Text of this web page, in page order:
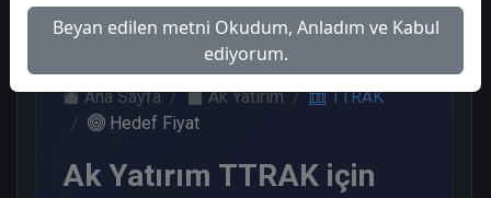
Salı, 10 Şubat 2026
Ana Sayfa Ak Yatırım
TTRAK
Hedef Fiyat
Ak Yatırım TTRAK için
Beyan edilen metni Okudum, Anladım ve Kabul
ediyorum.